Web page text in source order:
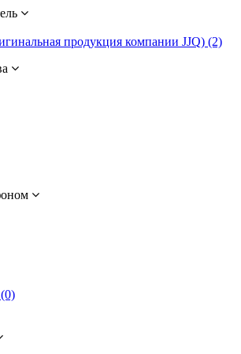
продукция компании JJQ) (2)